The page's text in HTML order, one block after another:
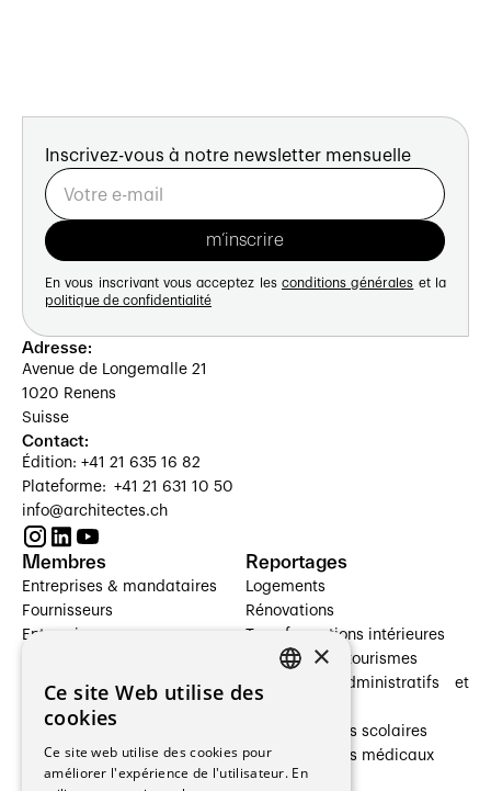
Inscrivez-vous à notre newsletter mensuelle
En vous inscrivant vous acceptez les conditions générales et la
politique de confidentialité
Adresse:
Avenue de Longemalle 21
1020 Renens
Suisse
Contact:
Édition: +41 21 635 16 82
Plateforme: +41 21 631 10 50
info@architectes.ch
Membres
Entreprises & mandataires
Fournisseurs
Entreprises
Architectes paysagistes
Architectes d'intérieur
Entreprises générales
Ingénieurs et mandataires
Reportages
Logements
Rénovations
Transformations intérieures
Hôtelleries et tourismes
Bâtiments administratifs et
Établissements scolaires
Établissements médicaux
Villas
×
Ce site Web utilise des
cookies
Ce site web utilise des cookies pour
améliorer l'expérience de l'utilisateur. En